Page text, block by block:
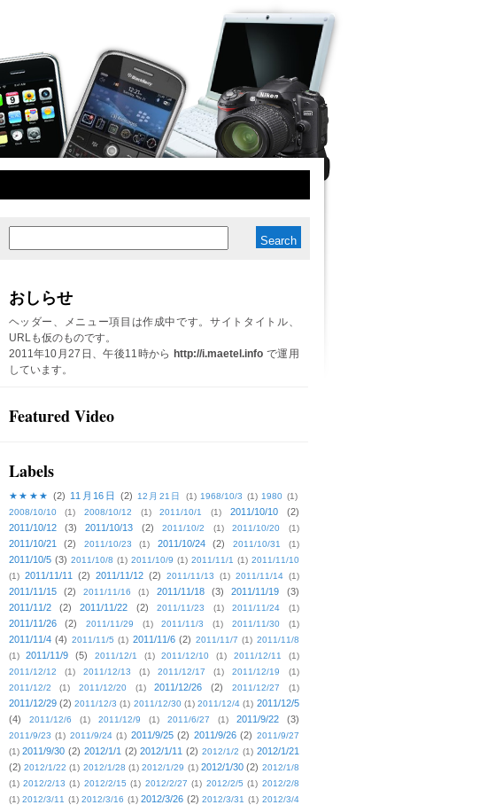
おしらせ
ヘッダー、メニュー項目は作成中です。サイトタイトル、
URLも仮のものです。
2011年10月27日、午後11時から http://i.maetel.info で運用
しています。
Featured Video
Labels
★★★★ (2) 11月16日 (2) 12月21日 (1) 1968/10/3 (1) 1980 (1)
2008/10/10
(1) 2008/10/12 (1) 2011/10/1 (1) 2011/10/10
(2)
2011/10/12
(3) 2011/10/13 (2) 2011/10/2 (1) 2011/10/20 (1)
2011/10/21 (2) 2011/10/23 (1) 2011/10/24 (2) 2011/10/31 (1)
2011/10/5 (3) 2011/10/8 (1) 2011/10/9 (1) 2011/11/1 (1) 2011/11/10
(1) 2011/11/11 (2) 2011/11/12 (2) 2011/11/13 (1) 2011/11/14 (1)
2011/11/15 (2) 2011/11/16 (1) 2011/11/18 (3) 2011/11/19
(3)
2011/11/2
(2) 2011/11/22 (2) 2011/11/23 (1) 2011/11/24 (1)
2011/11/26 (2) 2011/11/29 (1) 2011/11/3 (1) 2011/11/30 (1)
2011/11/4 (4) 2011/11/5 (1) 2011/11/6 (2) 2011/11/7 (1) 2011/11/8
(1)
2011/11/9 (5) 2011/12/1 (1) 2011/12/10 (1) 2011/12/11
(1)
2011/12/12
(1) 2011/12/13 (1) 2011/12/17 (1) 2011/12/19
(1)
2011/12/2
(1) 2011/12/20 (1) 2011/12/26 (2) 2011/12/27 (1)
2011/12/29 (2) 2011/12/3 (1) 2011/12/30 (1) 2011/12/4 (1) 2011/12/5
(4)
2011/12/6 (1) 2011/12/9 (1) 2011/6/27 (1) 2011/9/22 (3)
2011/9/23 (1) 2011/9/24 (1) 2011/9/25 (2) 2011/9/26 (2) 2011/9/27
(1) 2011/9/30 (2) 2012/1/1 (2) 2012/1/11 (2) 2012/1/2 (1) 2012/1/21
(2) 2012/1/22 (1) 2012/1/28 (1) 2012/1/29 (1) 2012/1/30 (2) 2012/1/8
(1) 2012/2/13 (1) 2012/2/15 (1) 2012/2/27 (1) 2012/2/5 (1) 2012/2/8
(1) 2012/3/11 (1) 2012/3/16 (1) 2012/3/26 (2) 2012/3/31 (1) 2012/3/4